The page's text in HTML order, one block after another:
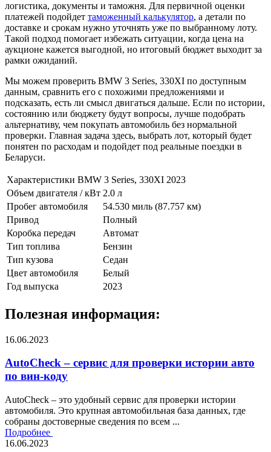
логистика, документы и таможня. Для первичной оценки
платежей подойдет таможенный калькулятор, а детали по
доставке и срокам нужно уточнять уже по выбранному лоту.
Такой подход помогает избежать ситуации, когда цена на
аукционе кажется выгодной, но итоговый бюджет выходит за
рамки ожиданий.
Мы можем проверить BMW 3 Series, 330XI по доступным
данным, сравнить его с похожими предложениями и
подсказать, есть ли смысл двигаться дальше. Если по истории,
состоянию или бюджету будут вопросы, лучше подобрать
альтернативу, чем покупать автомобиль без нормальной
проверки. Главная задача здесь, выбрать лот, который будет
понятен по расходам и подойдет под реальные поездки в
Беларуси.
Характеристики BMW 3 Series, 330XI 2023
Объем двигателя / кВт 2.0 л
Пробег автомобиля
54.530 миль (87.757 км)
Привод
Полный
Коробка передач
Автомат
Тип топлива
Бензин
Тип кузова
Седан
Цвет автомобиля
Белый
Год выпуска
2023
Полезная информация:
16.06.2023
AutoCheck – сервис для проверки истории авто
по вин-коду
AutoCheck – это удобный сервис для проверки истории
автомобиля. Это крупная автомобильная база данных, где
собраны достоверные сведения по всем ...
Подробнее
16.06.2023